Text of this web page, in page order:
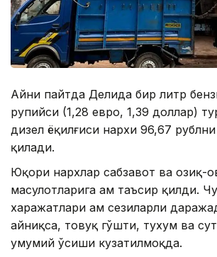
Айни пайтда Деҳлида бир литр
рупийси (1,28 евро, 1,39 доллар)
дизел ёқилғиси нархи 96,67
қилади.
Юқори нархлар сабзавот ва озиқ-
маҳсулотларига ҳам таъсир қилди.
харажатлари ҳам сезиларли
айниқса, товуқ гўшти, тухум ва
умумий ўсиши кузатилмоқда.